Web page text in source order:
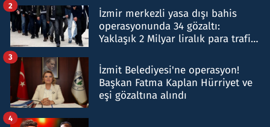
İzmir merkezli yasa dışı bahis
operasyonunda 34 gözaltı:
Yaklaşık 2 Milyar liralık para trafiği
2
İzmit Belediyesi'ne operasyon!
Başkan Fatma Kaplan Hürriyet ve
eşi gözaltına alındı
3
4